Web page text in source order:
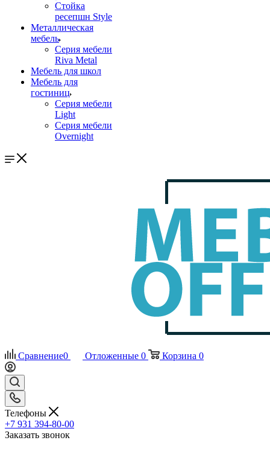
Стойка
ресепшн Style
Металлическая
мебель
Серия мебели
Riva Metal
Мебель для школ
Мебель для
гостиниц
Серия мебели
Light
Серия мебели
Overnight
Сравнение0 Отложенные 0 Корзина 0
Телефоны
+7 931 394-80-00
Заказать звонок